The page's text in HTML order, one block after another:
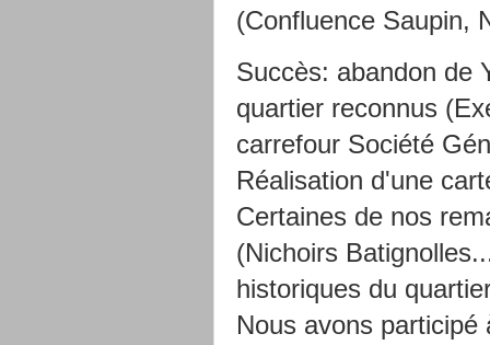
(Confluence Saupin,
Succès: abandon de
quartier reconnus
carrefour Société
Réalisation d'une
Certaines de nos
(Nichoirs
historiques du
Nous avons